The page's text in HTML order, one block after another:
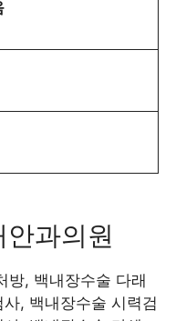
과의원
방, 백내장수술 다래
, 백내장수술 시력검